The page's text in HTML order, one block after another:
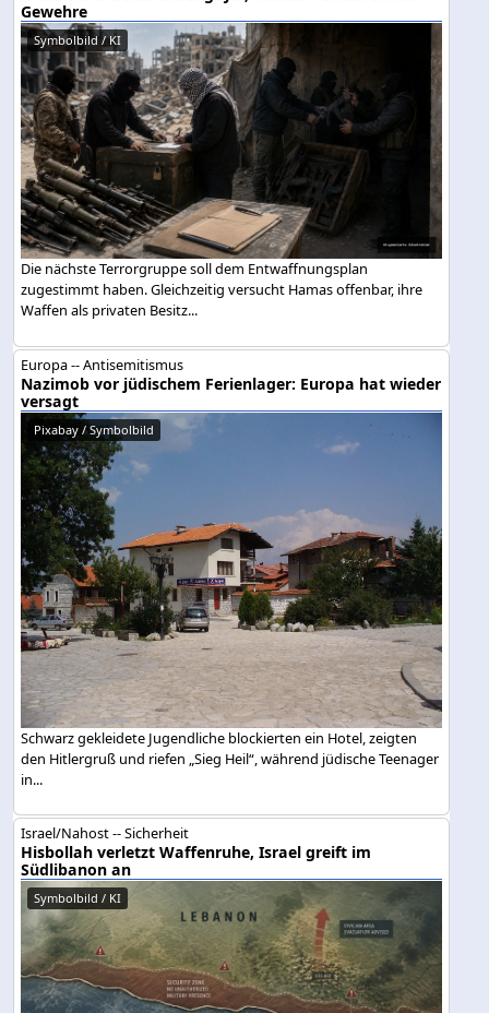
Gewehre
Symbolbild / KI
Die nächste Terrorgruppe soll dem Entwaffnungsplan
zugestimmt haben. Gleichzeitig versucht Hamas offenbar, ihre
Waffen als privaten Besitz...
Europa -- Antisemitismus
Nazimob vor jüdischem Ferienlager: Europa hat wieder
versagt
Pixabay / Symbolbild
Schwarz gekleidete Jugendliche blockierten ein Hotel, zeigten
den Hitlergruß und riefen „Sieg Heil“, während jüdische Teenager
in...
Israel/Nahost -- Sicherheit
Hisbollah verletzt Waffenruhe, Israel greift im
Südlibanon an
Symbolbild / KI